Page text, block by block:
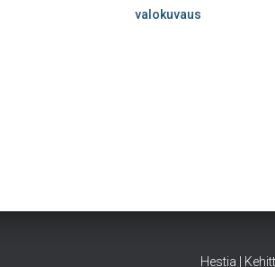
valokuvaus
Hestia |